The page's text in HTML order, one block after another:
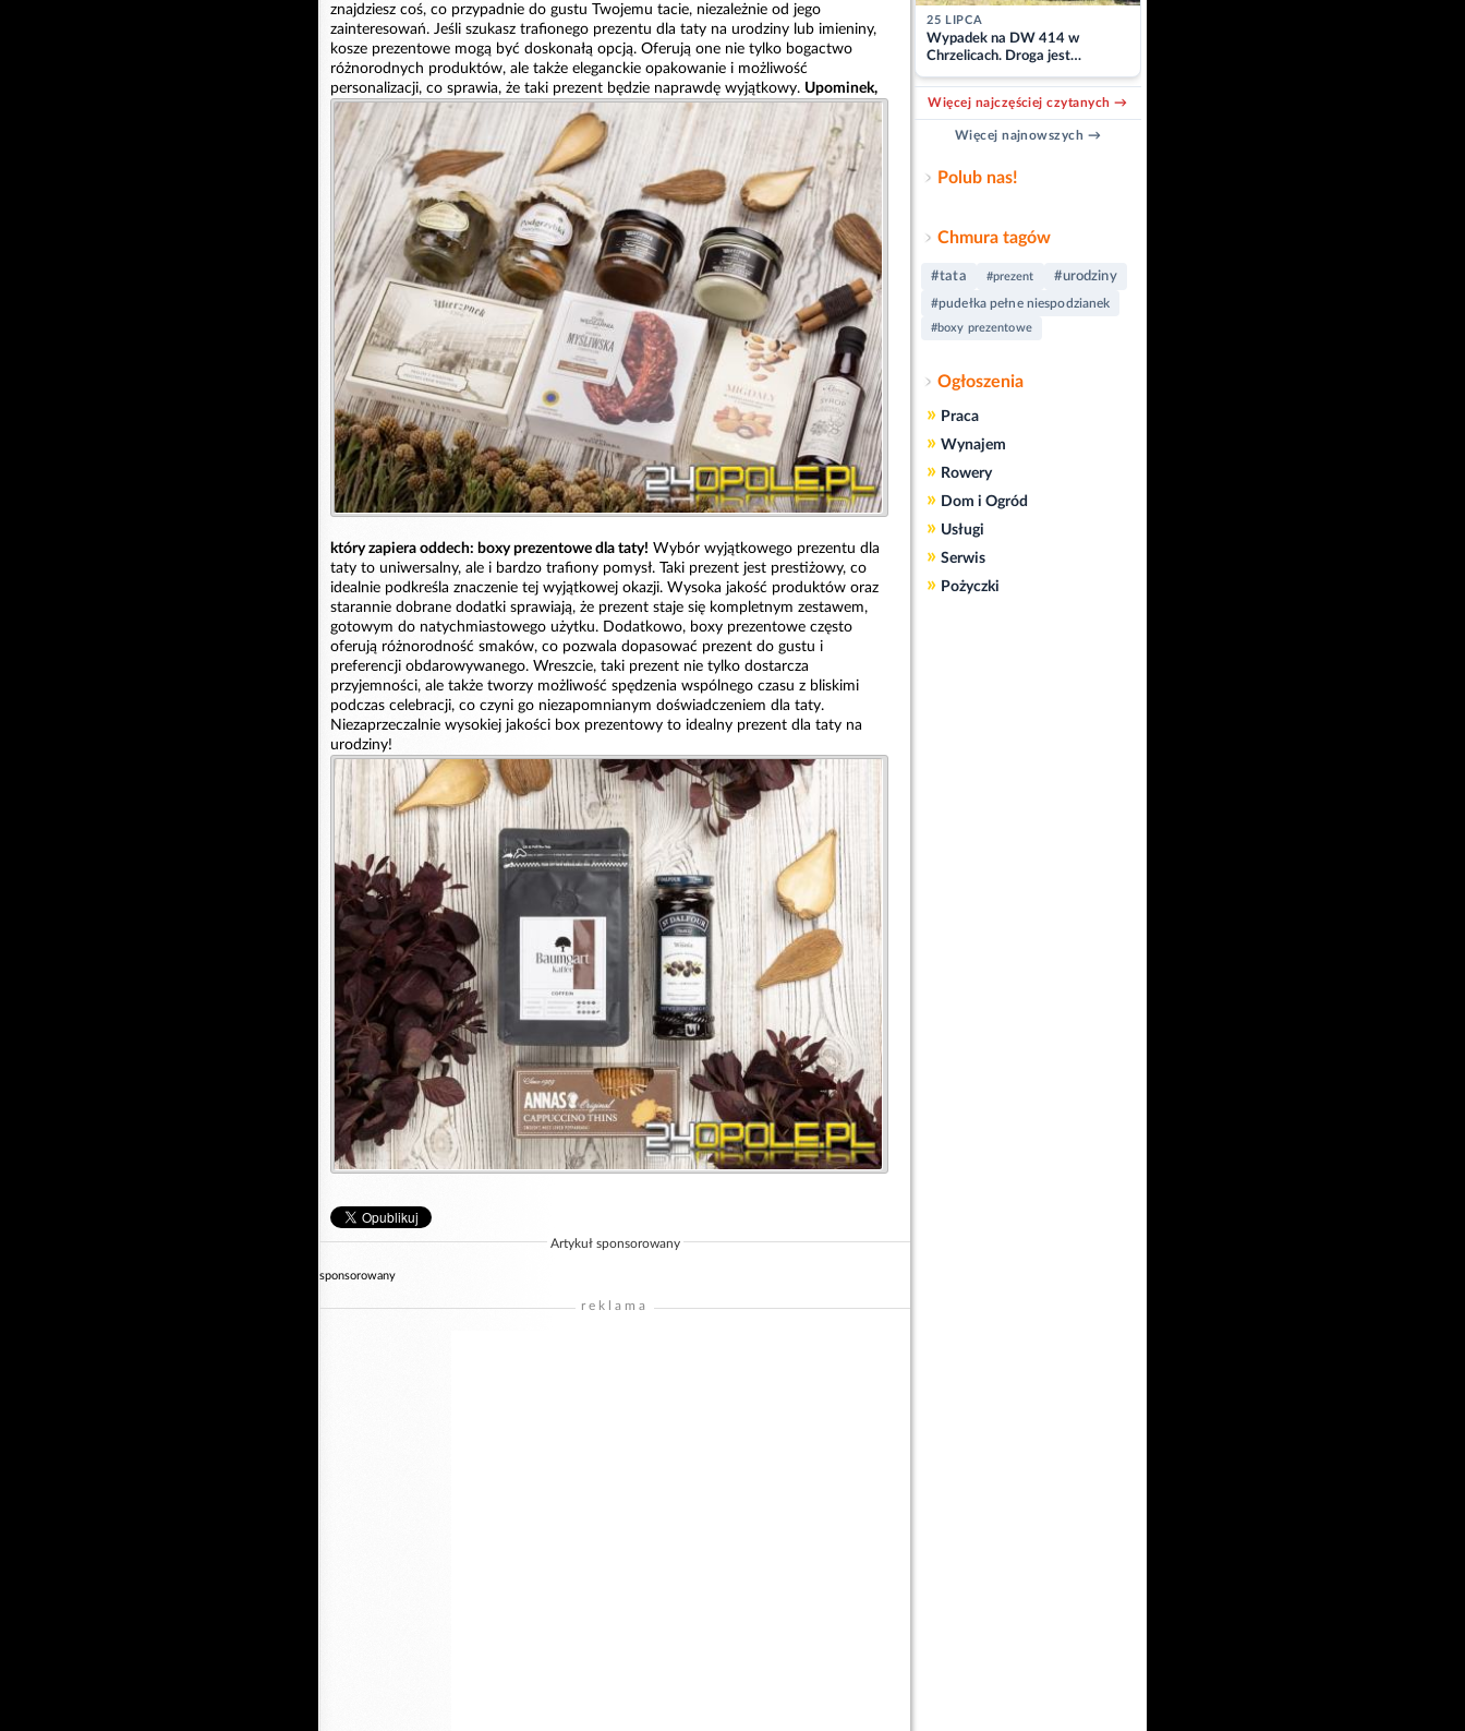
znajdziesz coś, co przypadnie do gustu Twojemu tacie, niezależnie od jego
zainteresowań. Jeśli szukasz trafionego prezentu dla taty na urodziny lub imieniny,
kosze prezentowe mogą być doskonałą opcją. Oferują one nie tylko bogactwo
różnorodnych produktów, ale także eleganckie opakowanie i możliwość
personalizacji, co sprawia, że taki prezent będzie naprawdę wyjątkowy. Upominek,
który zapiera oddech: boxy prezentowe dla taty! Wybór wyjątkowego prezentu dla
taty to uniwersalny, ale i bardzo trafiony pomysł. Taki prezent jest prestiżowy, co
idealnie podkreśla znaczenie tej wyjątkowej okazji. Wysoka jakość produktów oraz
starannie dobrane dodatki sprawiają, że prezent staje się kompletnym zestawem,
gotowym do natychmiastowego użytku. Dodatkowo, boxy prezentowe często
oferują różnorodność smaków, co pozwala dopasować prezent do gustu i
preferencji obdarowywanego. Wreszcie, taki prezent nie tylko dostarcza
przyjemności, ale także tworzy możliwość spędzenia wspólnego czasu z bliskimi
podczas celebracji, co czyni go niezapomnianym doświadczeniem dla taty.
Niezaprzeczalnie wysokiej jakości box prezentowy to idealny prezent dla taty na
urodziny!
Artykuł sponsorowany
sponsorowany
reklama
25 LIPCA
Wypadek na DW 414 w
Chrzelicach. Droga jest
zablokowana
Więcej najczęściej czytanych →
Więcej najnowszych →
Polub nas!
Chmura tagów
#tata #prezent #urodziny
#pudełka pełne niespodzianek
#boxy prezentowe
Ogłoszenia
» Praca
» Wynajem
» Rowery
» Dom i Ogród
» Usługi
» Serwis
» Pożyczki